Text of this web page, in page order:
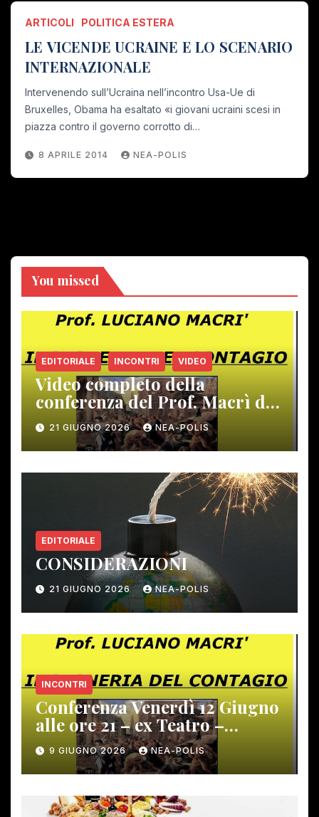
ARTICOLI POLITICA ESTERA
LE VICENDE UCRAINE E LO SCENARIO
INTERNAZIONALE
Intervenendo sull’Ucraina nell’incontro Usa-Ue di
Bruxelles, Obama ha esaltato «i giovani ucraini scesi in
piazza contro il governo corrotto di…
8 APRILE 2014 NEA-POLIS
You missed
EDITORIALE INCONTRI VIDEO
Video completo della
conferenza del Prof. Macrì del
12 giugno scorso
21 GIUGNO 2026 NEA-POLIS
EDITORIALE
CONSIDERAZIONI
21 GIUGNO 2026 NEA-POLIS
INCONTRI
Conferenza Venerdì 12 Giugno
alle ore 21 – ex Teatro –
Gambassi Terme –
9 GIUGNO 2026 NEA-POLIS